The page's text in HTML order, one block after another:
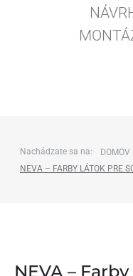
Nachádzate sa na: DOMOV
NEVA – FARBY LÁTOK PRE
NEVA –